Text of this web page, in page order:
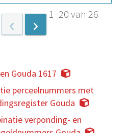
1–20 van 26
Gouda 1617
perceelnummers met
Gouda
verponding- en